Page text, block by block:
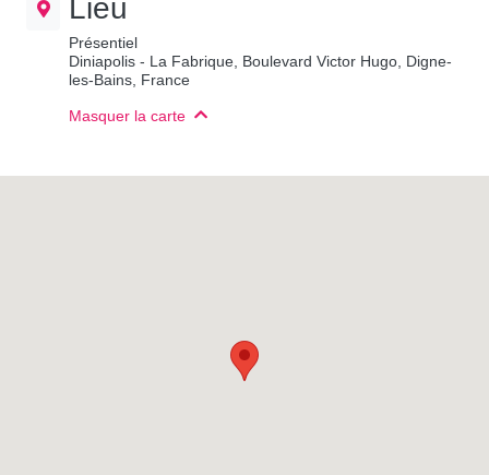
Présentiel
Diniapolis - La Fabrique, Boulevard Victor Hugo, Digne-
les-Bains, France
Masquer la carte